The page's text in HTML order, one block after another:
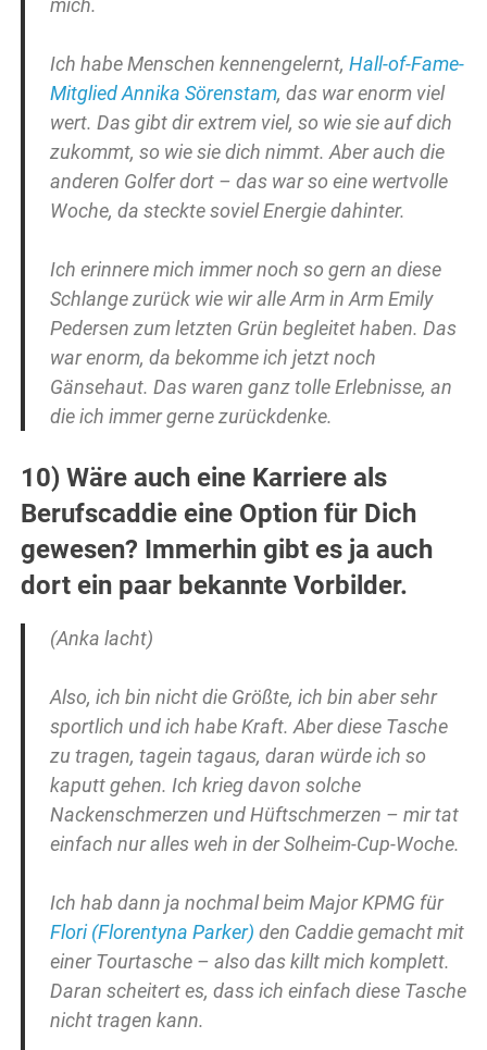
mich.
Ich habe Menschen kennengelernt, Hall-of-Fame-
Mitglied Annika Sörenstam, das war enorm viel
wert. Das gibt dir extrem viel, so wie sie auf dich
zukommt, so wie sie dich nimmt. Aber auch die
anderen Golfer dort – das war so eine wertvolle
Woche, da steckte soviel Energie dahinter.
Ich erinnere mich immer noch so gern an diese
Schlange zurück wie wir alle Arm in Arm Emily
Pedersen zum letzten Grün begleitet haben. Das
war enorm, da bekomme ich jetzt noch
Gänsehaut. Das waren ganz tolle Erlebnisse, an
die ich immer gerne zurückdenke.
10) Wäre auch eine Karriere als
Berufscaddie eine Option für Dich
gewesen? Immerhin gibt es ja auch
dort ein paar bekannte Vorbilder.
(Anka lacht)
Also, ich bin nicht die Größte, ich bin aber sehr
sportlich und ich habe Kraft. Aber diese Tasche
zu tragen, tagein tagaus, daran würde ich so
kaputt gehen. Ich krieg davon solche
Nackenschmerzen und Hüftschmerzen – mir tat
einfach nur alles weh in der Solheim-Cup-Woche.
Ich hab dann ja nochmal beim Major KPMG für
Flori (Florentyna Parker) den Caddie gemacht mit
einer Tourtasche – also das killt mich komplett.
Daran scheitert es, dass ich einfach diese Tasche
nicht tragen kann.